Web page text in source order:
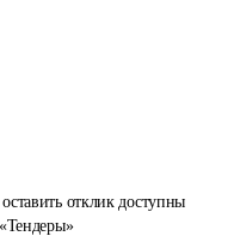
отклик доступны